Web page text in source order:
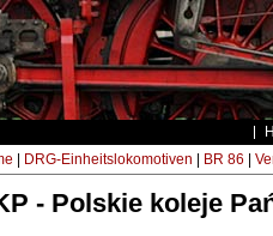
DRG-Einheitslokomotiven BR 86
- Polskie koleje